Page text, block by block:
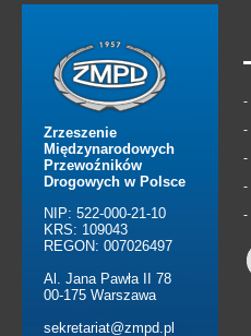
Zrzeszenie
Międzynarodowych
Przewoźników
Drogowych w Polsce
NIP: 522-000-21-10
KRS: 109043
REGON: 007026497
Al. Jana Pawła II 78
00-175 Warszawa
sekretariat@zmpd.pl
-
-
-
-
-